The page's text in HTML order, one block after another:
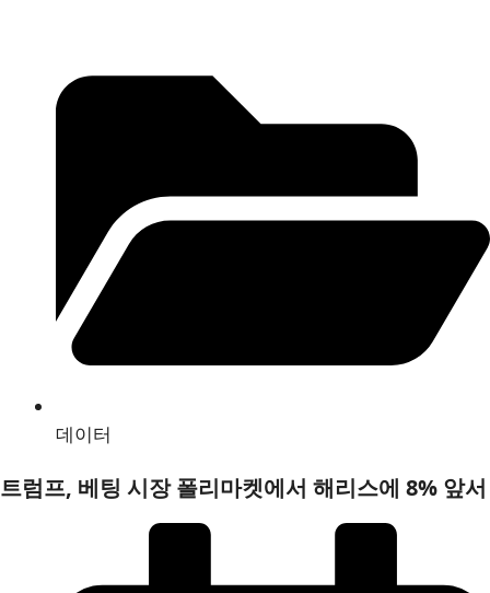
데이터
트럼프, 베팅 시장 폴리마켓에서 해리스에 8% 앞서